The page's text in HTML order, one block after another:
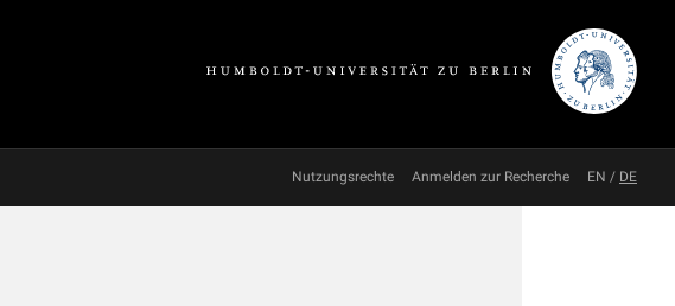
Nutzungsrechte Anmelden zur Recherche EN / DE